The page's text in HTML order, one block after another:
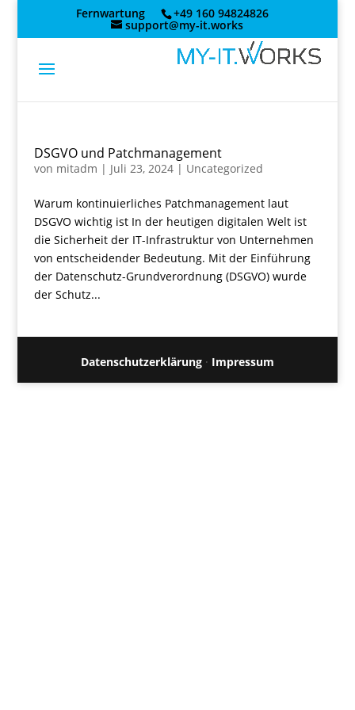
Fernwartung +49 160 94824826
support@my-it.works
DSGVO und Patchmanagement
von mitadm | Juli 23, 2024| Uncategorized
Warum kontinuierliches Patchmanagement laut
DSGVO wichtig ist In der heutigen digitalen Welt ist
die Sicherheit der IT-Infrastruktur von Unternehmen
von entscheidender Bedeutung. Mit der Einführung
der Datenschutz-Grundverordnung (DSGVO) wurde
der Schutz...
Datenschutzerklärung· Impressum